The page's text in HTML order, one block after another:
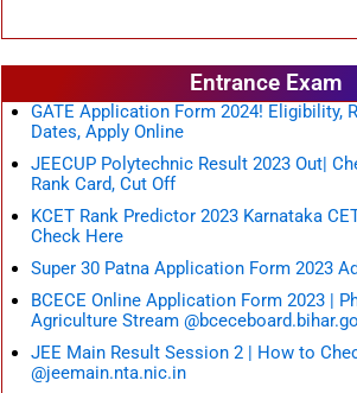
Entrance Exam
GATE Application Form 2024! Eligibility,
Dates, Apply Online
JEECUP Polytechnic Result 2023 Out|
Rank Card, Cut Off
KCET Rank Predictor 2023 Karnataka
Check Here
Super 30 Patna Application Form 2023
BCECE Online Application Form 2023 |
Agriculture Stream
JEE Main Result Session 2 | How to
@jeemain.nta.nic.in